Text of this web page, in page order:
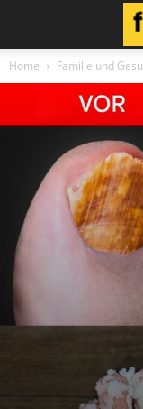
Home Familie und